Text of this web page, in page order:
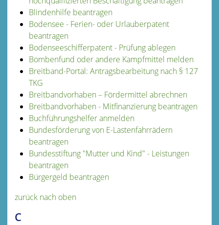
Blindenhilfe beantragen
Bodensee - Ferien- oder Urlauberpatent
beantragen
Bodenseeschifferpatent - Prüfung ablegen
Bombenfund oder andere Kampfmittel melden
Breitband-Portal: Antragsbearbeitung nach § 127
TKG
Breitbandvorhaben – Fördermittel abrechnen
Breitbandvorhaben - Mitfinanzierung beantragen
Buchführungshelfer anmelden
Bundesförderung von E-Lastenfahrrädern
beantragen
Bundesstiftung "Mutter und Kind" - Leistungen
beantragen
Bürgergeld beantragen
zurück nach oben
C